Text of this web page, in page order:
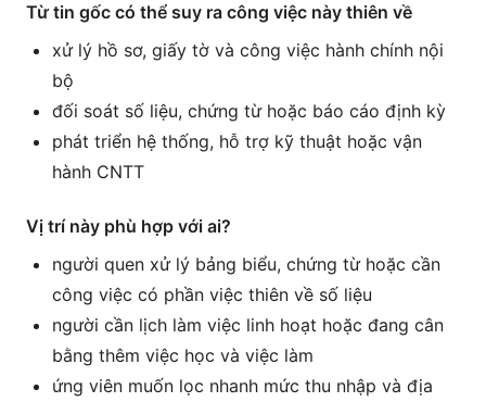
Từ tin gốc có thể suy ra công việc này thiên về
xử lý hồ sơ, giấy tờ và công việc hành chính nội
bộ
đối soát số liệu, chứng từ hoặc báo cáo định kỳ
phát triển hệ thống, hỗ trợ kỹ thuật hoặc vận
hành CNTT
Vị trí này phù hợp với ai?
người quen xử lý bảng biểu, chứng từ hoặc cần
công việc có phần việc thiên về số liệu
người cần lịch làm việc linh hoạt hoặc đang cân
bằng thêm việc học và việc làm
ứng viên muốn lọc nhanh mức thu nhập và địa